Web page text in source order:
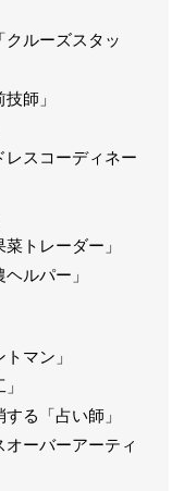
ルーズスタッ
師」
スコーディネー
トレーダー」
ルパー」
マン」
る「占い師」
ーバーアーティ